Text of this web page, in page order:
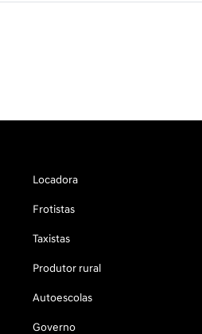
Locadora
Frotistas
Taxistas
Produtor rural
Autoescolas
Governo